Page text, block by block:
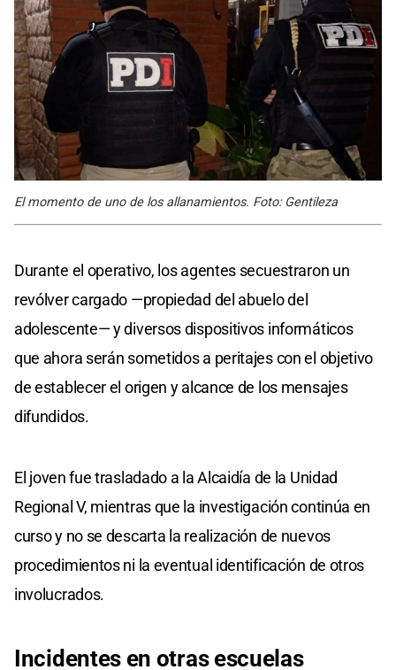
El momento de uno de los allanamientos. Foto: Gentileza
Durante el operativo, los agentes secuestraron un
revólver cargado —propiedad del abuelo del
adolescente— y diversos dispositivos informáticos
que ahora serán sometidos a peritajes con el objetivo
de establecer el origen y alcance de los mensajes
difundidos.
El joven fue trasladado a la Alcaidía de la Unidad
Regional V, mientras que la investigación continúa en
curso y no se descarta la realización de nuevos
procedimientos ni la eventual identificación de otros
involucrados.
Incidentes en otras escuelas